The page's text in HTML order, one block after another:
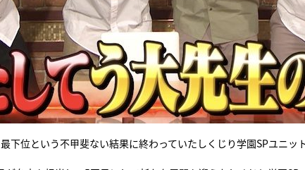
下位という不甲斐ない結果に終わっていたしくじり学園SPユニッ